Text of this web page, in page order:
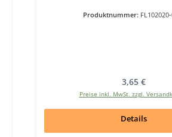
Produktnummer:
Regulärer
3,65 €
Preise inkl. MwSt. zzgl.
Details